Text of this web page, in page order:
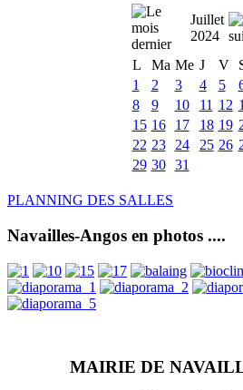
Juillet
2024
L
Ma Me J V
1
2 3 4 5
8
9 10 11 12
15 16 17 18 19
22 23 24 25 26
29 30 31
PLANNING DES SALLES
Navailles-Angos en photos ....
MAIRIE DE